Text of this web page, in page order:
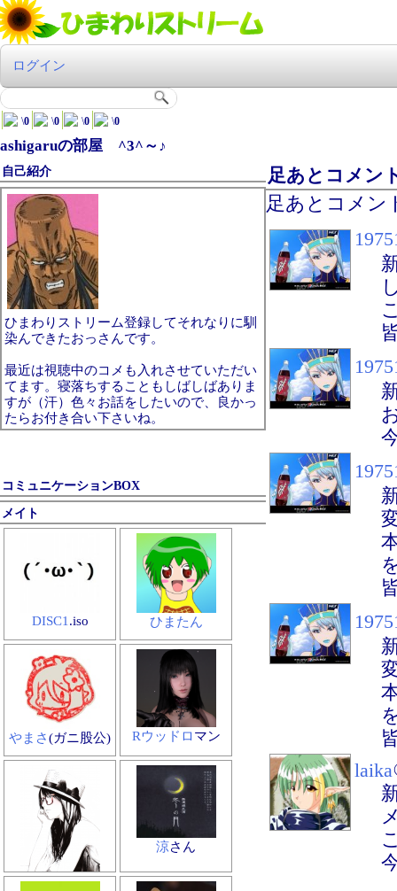
ログイン
\0 \0 \0 \0
ashigaruの部屋 ^3^～♪
自己紹介
ひまわりストリーム登録してそれなりに馴
染んできたおっさんです。
最近は視聴中のコメも入れさせていただい
てます。寝落ちすることもしばしばありま
すが（汗）色々お話をしたいので、良かっ
たらお付き合い下さいね。
コミュニケーションBOX
メイト
DISC1 .iso ひまたん
やまさ(ガニ股公) Rウッドロマン
涼さん
足あとコメン
足あとコメン
laika